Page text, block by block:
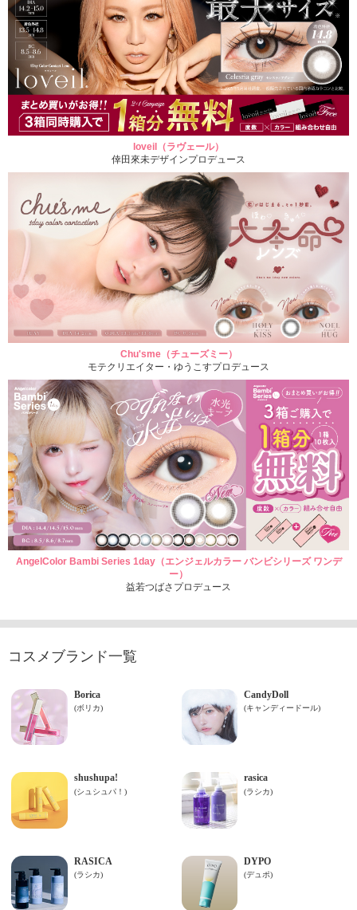
loveil（ラヴェール）
倖田來未デザインプロデュース
Chu'sme（チューズミー）
モテクリエイター・ゆうこすプロデュース
AngelColor Bambi Series 1day（エンジェルカラー バンビシリーズ ワンデ
ー）
益若つばさプロデュース
コスメブランド一覧